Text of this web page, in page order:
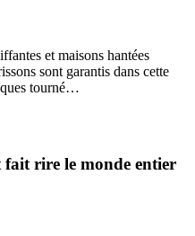
et maisons hantées
sont garantis dans cette
tourné…
fait rire le monde entier